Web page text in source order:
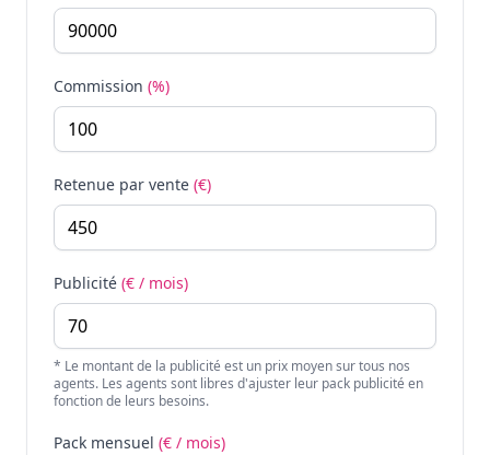
Commission (%)
Retenue par vente (€)
Publicité (€ / mois)
* Le montant de la publicité est un prix moyen sur tous nos
agents. Les agents sont libres d'ajuster leur pack publicité en
fonction de leurs besoins.
Pack mensuel (€ / mois)